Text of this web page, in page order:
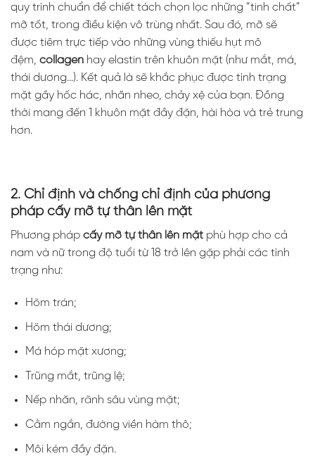
quy trình chuẩn để chiết tách chọn lọc những “tinh chất”
mỡ tốt, trong điều kiện vô trùng nhất. Sau đó, mỡ sẽ
được tiêm trực tiếp vào những vùng thiếu hụt mô
đệm, collagen hay elastin trên khuôn mặt (như mắt, má,
thái dương…). Kết quả là sẽ khắc phục được tình trạng
mặt gầy hốc hác, nhăn nheo, chảy xệ của bạn. Đồng
thời mang đến 1 khuôn mặt đầy đặn, hài hòa và trẻ trung
hơn.
2. Chỉ định và chống chỉ định của phương
pháp cấy mỡ tự thân lên mặt
Phương pháp cấy mỡ tự thân lên mặt phù hợp cho cả
nam và nữ trong độ tuổi từ 18 trở lên gặp phải các tình
trạng như:
Hõm trán;
Hõm thái dương;
Má hóp mặt xương;
Trũng mắt, trũng lệ;
Nếp nhăn, rãnh sâu vùng mặt;
Cằm ngắn, đường viền hàm thô;
Môi kém đầy đặn.